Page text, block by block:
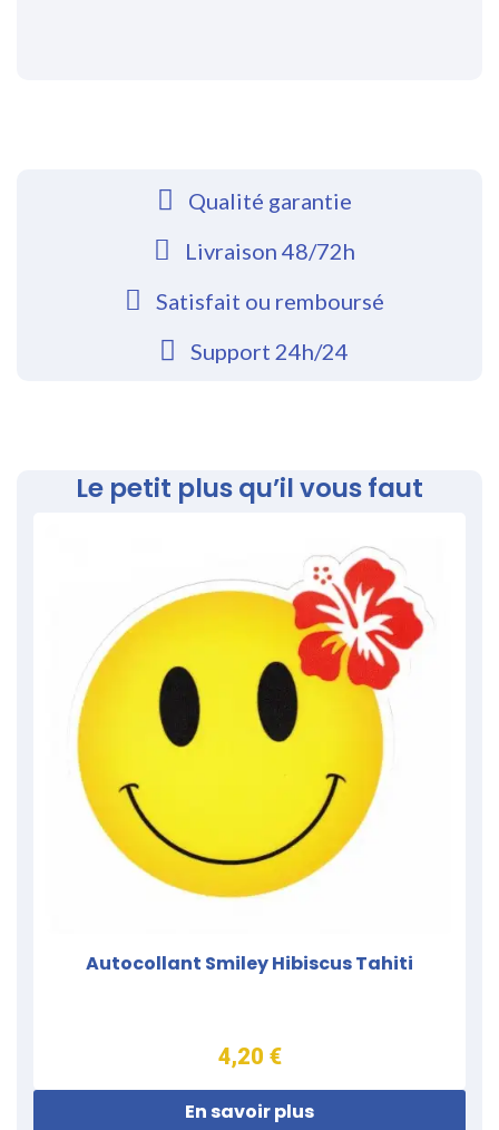
Qualité garantie
Livraison 48/72h
Satisfait ou remboursé
Support 24h/24
Le petit plus qu’il vous faut
Autocollant Smiley Hibiscus Tahiti
4,20 €
En savoir plus